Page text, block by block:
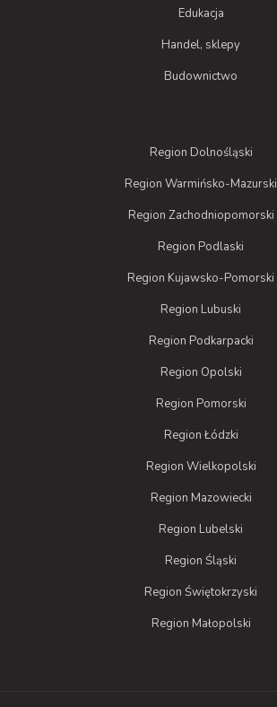
Edukacja
Handel, sklepy
Budownictwo
Region Dolnośląski
Region Warmińsko-Mazurski
Region Zachodniopomorski
Region Podlaski
Region Kujawsko-Pomorski
Region Lubuski
Region Podkarpacki
Region Opolski
Region Pomorski
Region Łódzki
Region Wielkopolski
Region Mazowiecki
Region Lubelski
Region Śląski
Region Świętokrzyski
Region Małopolski